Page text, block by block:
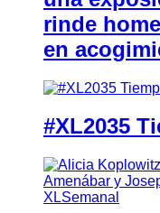
rinde
en
#XL2035